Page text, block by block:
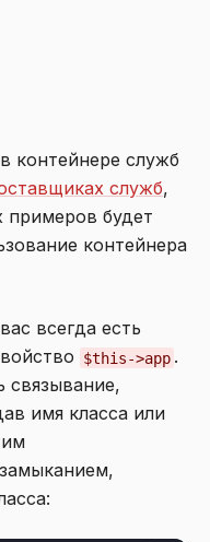
контейнере служб
служб,
примеров будет
контейнера
всегда есть
$this->app .
связывание,
имя класса или